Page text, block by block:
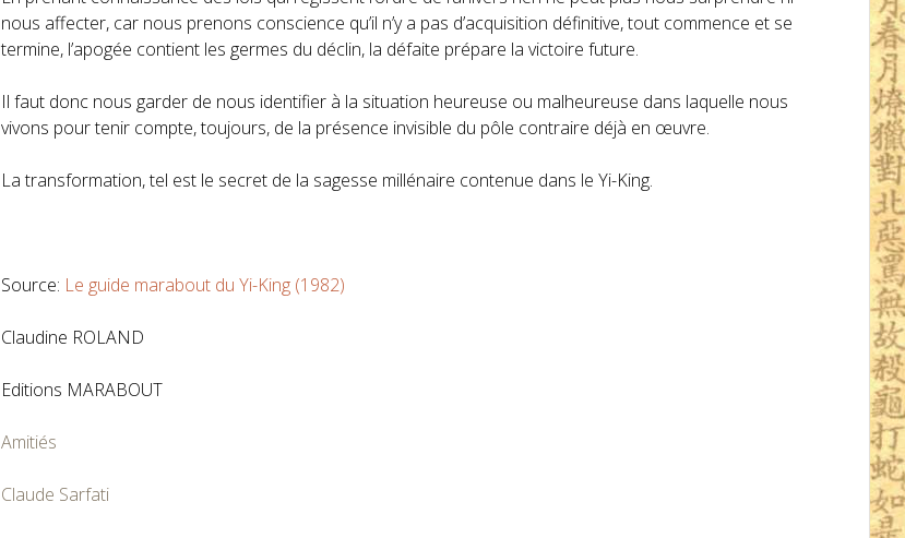
nous affecter, car nous prenons conscience qu’il n’y a pas d’acquisition définitive, tout commence et se
termine, l’apogée contient les germes du déclin, la défaite prépare la victoire future.
Il faut donc nous garder de nous identifier à la situation heureuse ou malheureuse dans laquelle nous
vivons pour tenir compte, toujours, de la présence invisible du pôle contraire déjà en œuvre.
La transformation, tel est le secret de la sagesse millénaire contenue dans le Yi-King.
Source: Le guide marabout du Yi-King (1982)
Claudine ROLAND
Editions MARABOUT
Amitiés
Claude Sarfati